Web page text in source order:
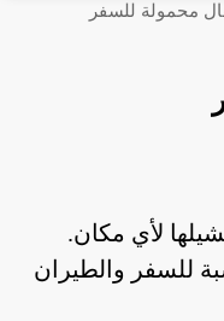
محمولة للسفر
للسفر والطيران